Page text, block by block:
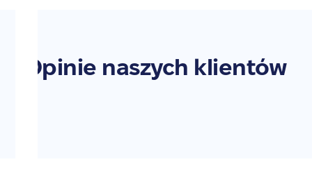
Opinie naszych klientów